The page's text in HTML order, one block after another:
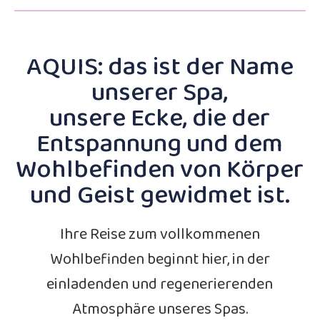
AQUIS: das ist der Name
unserer Spa,
unsere Ecke, die der
Entspannung und dem
Wohlbefinden von Körper
und Geist gewidmet ist.
Ihre Reise zum vollkommenen
Wohlbefinden beginnt hier, in der
einladenden und regenerierenden
Atmosphäre unseres Spas.